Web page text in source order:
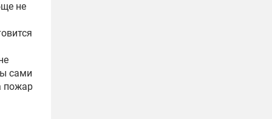
не
сами
пожар